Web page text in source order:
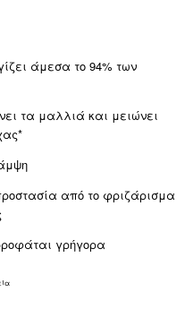
άμεσα το 94% των
τα μαλλιά και μειώνει
από το φριζάρισμα
γρήγορα